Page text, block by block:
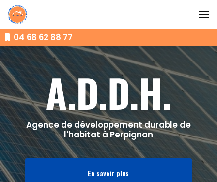
Aller
au
contenu
principal04 68 62 88 77
Agence de développement durable de
l'habitat à Perpignan
En savoir plus